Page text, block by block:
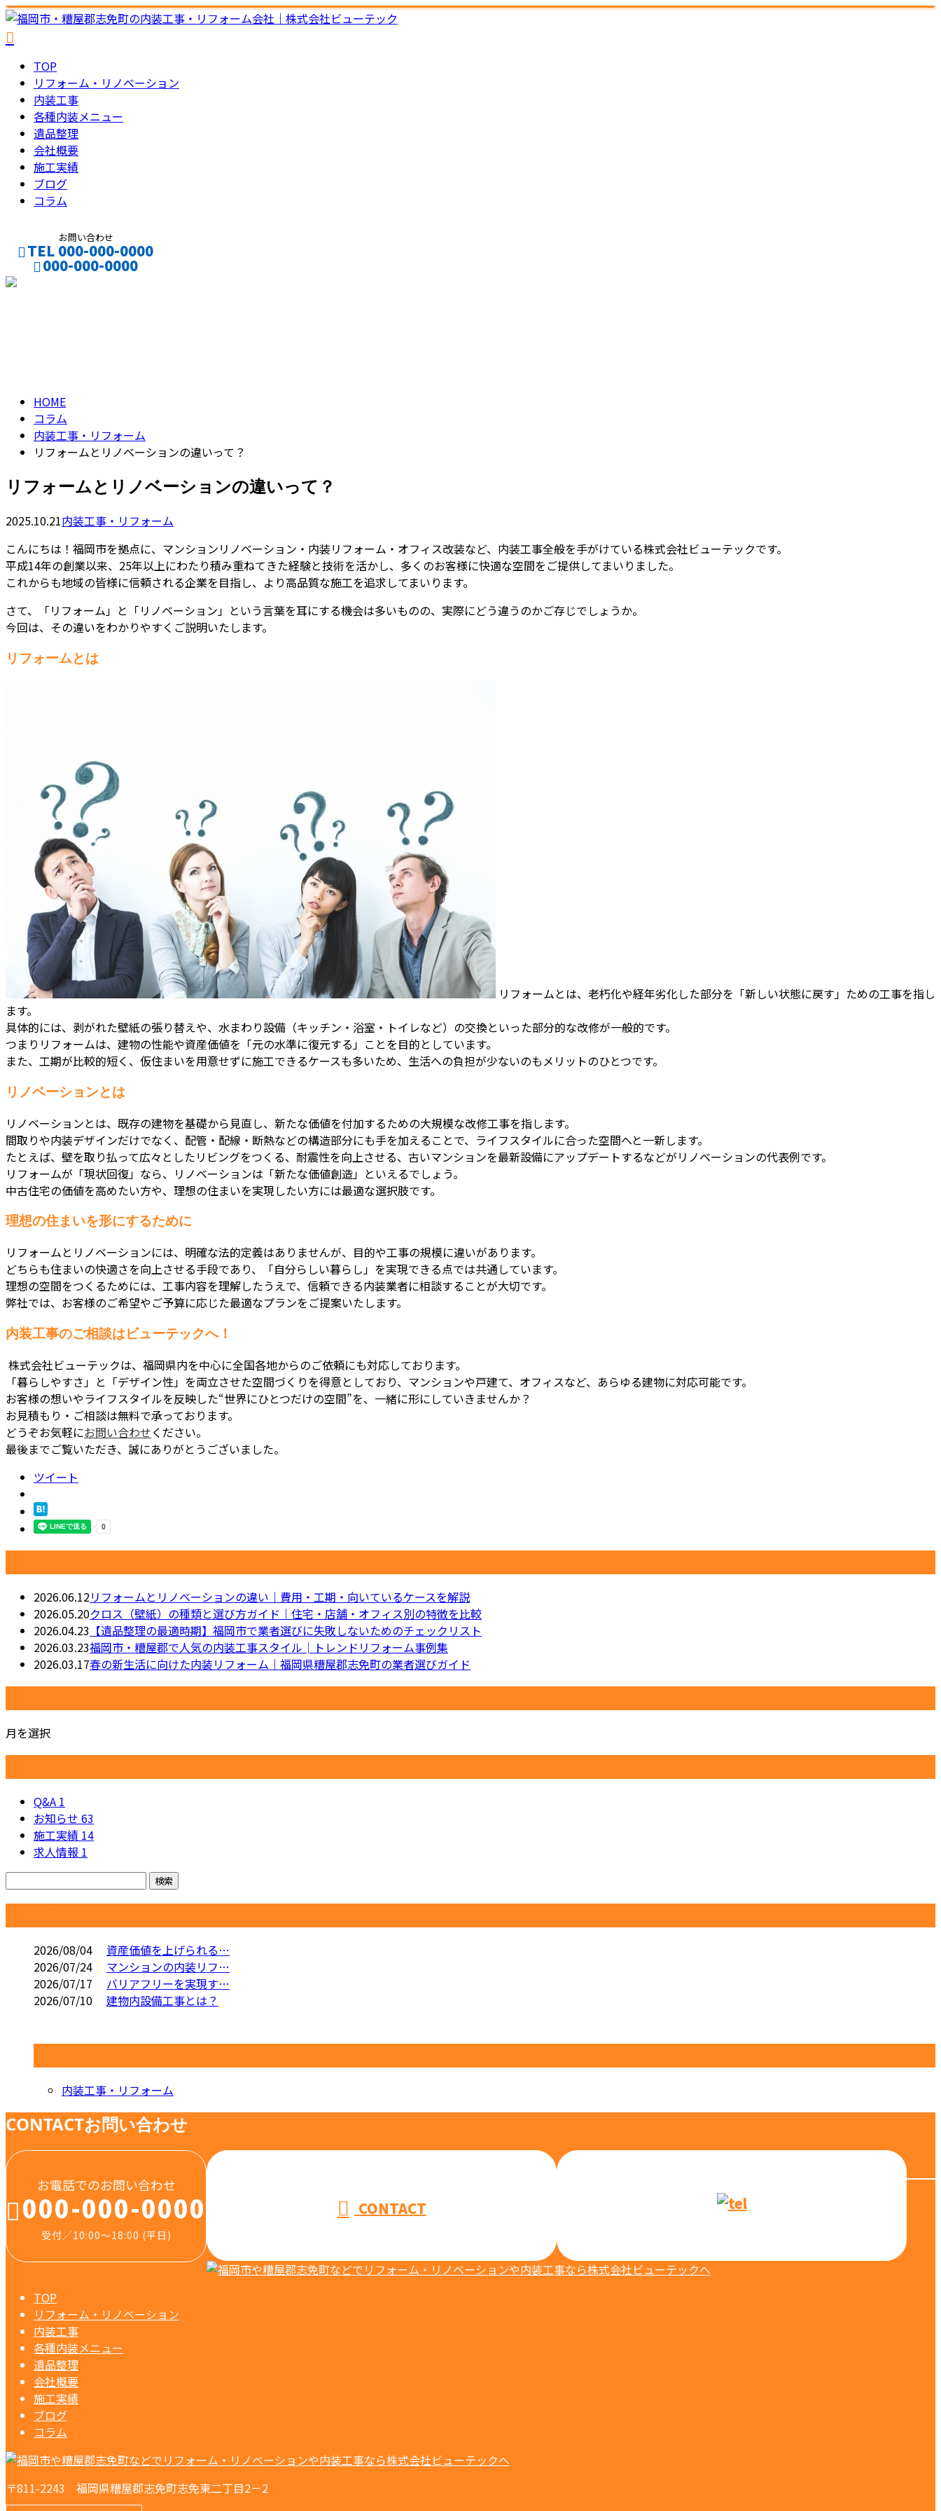
TOP
リフォーム・リノベーション
内装工事
各種内装メニュー
遺品整理
会社概要
施工実績
ブログ
コラム
お問い合わせ
TEL 000-000-0000
000-000-0000
HOME
コラム
内装工事・リフォーム
リフォームとリノベーションの違いって？
リフォームとリノベーションの違いって？
2025.10.21内装工事・リフォーム
こんにちは！福岡市を拠点に、マンションリノベーション・内装リフォーム・オフィス改装など、内装工事全般を手がけている株式会社ビューテックです。
平成14年の創業以来、25年以上にわたり積み重ねてきた経験と技術を活かし、多くのお客様に快適な空間をご提供してまいりました。
これからも地域の皆様に信頼される企業を目指し、より高品質な施工を追求してまいります。
さて、「リフォーム」と「リノベーション」という言葉を耳にする機会は多いものの、実際にどう違うのかご存じでしょうか。
今回は、その違いをわかりやすくご説明いたします。
リフォームとは
リフォームとは、老朽化や経年劣化した部分を「新しい状態に戻す」ための工事を指し
ます。
具体的には、剥がれた壁紙の張り替えや、水まわり設備（キッチン・浴室・トイレなど）の交換といった部分的な改修が一般的です。
つまりリフォームは、建物の性能や資産価値を「元の水準に復元する」ことを目的としています。
また、工期が比較的短く、仮住まいを用意せずに施工できるケースも多いため、生活への負担が少ないのもメリットのひとつです。
リノベーションとは
リノベーションとは、既存の建物を基礎から見直し、新たな価値を付加するための大規模な改修工事を指します。
間取りや内装デザインだけでなく、配管・配線・断熱などの構造部分にも手を加えることで、ライフスタイルに合った空間へと一新します。
たとえば、壁を取り払って広々としたリビングをつくる、耐震性を向上させる、古いマンションを最新設備にアップデートするなどがリノベーションの代表例です。
リフォームが「現状回復」なら、リノベーションは「新たな価値創造」といえるでしょう。
中古住宅の価値を高めたい方や、理想の住まいを実現したい方には最適な選択肢です。
理想の住まいを形にするために
リフォームとリノベーションには、明確な法的定義はありませんが、目的や工事の規模に違いがあります。
どちらも住まいの快適さを向上させる手段であり、「自分らしい暮らし」を実現できる点では共通しています。
理想の空間をつくるためには、工事内容を理解したうえで、信頼できる内装業者に相談することが大切です。
弊社では、お客様のご希望やご予算に応じた最適なプランをご提案いたします。
内装工事のご相談はビューテックへ！
株式会社ビューテックは、福岡県内を中心に全国各地からのご依頼にも対応しております。
「暮らしやすさ」と「デザイン性」を両立させた空間づくりを得意としており、マンションや戸建て、オフィスなど、あらゆる建物に対応可能です。
お客様の想いやライフスタイルを反映した“世界にひとつだけの空間”を、一緒に形にしていきませんか？
お見積もり・ご相談は無料で承っております。
どうぞお気軽にお問い合わせください。
最後までご覧いただき、誠にありがとうございました。
ツイート
2026.06.12リフォームとリノベーションの違い｜費用・工期・向いているケースを解説
2026.05.20クロス（壁紙）の種類と選び方ガイド｜住宅・店舗・オフィス別の特徴を比較
2026.04.23 【遺品整理の最適時期】福岡市で業者選びに失敗しないためのチェックリスト
2026.03.23福岡市・糟屋郡で人気の内装工事スタイル│トレンドリフォーム事例集
2026.03.17春の新生活に向けた内装リフォーム｜福岡県糟屋郡志免町の業者選びガイド
月を選択
Q&A 1
お知らせ 63
施工実績 14
求人情報 1
2026/08/04
資産価値を上げられる…
2026/07/24
マンションの内装リフ…
2026/07/17
バリアフリーを実現す…
2026/07/10
建物内設備工事とは？
内装工事・リフォーム
CONTACTお問い合わせ
お電話でのお問い合わせ
000-000-0000
受付／10:00～18:00 (平日)
CONTACT
TOP
リフォーム・リノベーション
内装工事
各種内装メニュー
遺品整理
会社概要
施工実績
ブログ
コラム
〒811-2243 福岡県糟屋郡志免町志免東二丁目2－2